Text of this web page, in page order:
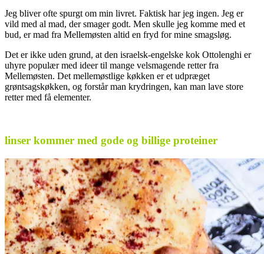
Jeg bliver ofte spurgt om min livret. Faktisk har jeg ingen. Jeg er
vild med al mad, der smager godt. Men skulle jeg komme med et
bud, er mad fra Mellemøsten altid en fryd for mine smagsløg.
Det er ikke uden grund, at den israelsk-engelske kok Ottolenghi er
uhyre populær med ideer til mange velsmagende retter fra
Mellemøsten. Det mellemøstlige køkken er et udpræget
grøntsagskøkken, og forstår man krydringen, kan man lave store
retter med få elementer.
linser kommer med gode og billige proteiner